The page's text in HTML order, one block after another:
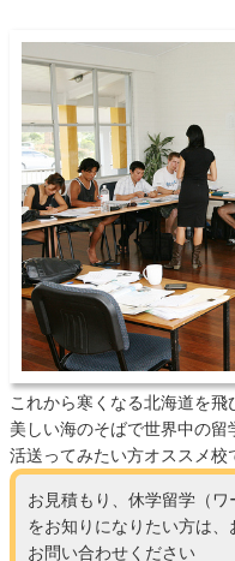
これから寒くなる北海道を
美しい海のそばで世界中の
活送ってみたい方オススメ校
お見積もり、休学留学（
をお知りになりたい方は、
お問い合わせください